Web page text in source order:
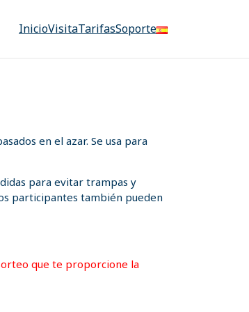
InicioVisitaTarifasSoporte
en el azar. Se usa para
para evitar trampas y
participantes también pueden
que te proporcione la